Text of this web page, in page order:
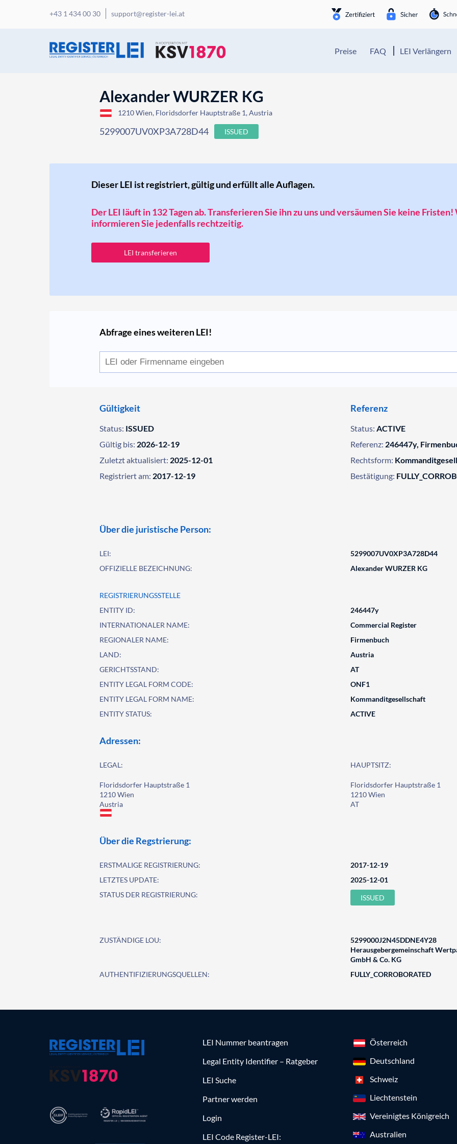
+43 1 434 00 30 support@register-lei.at
Preise FAQ LEI Verlängern
Alexander WURZER KG
1210 Wien, Floridsdorfer Hauptstraße 1, Austria
5299007UV0XP3A728D44 ISSUED
Dieser LEI ist registriert, gültig und erfüllt alle Auflagen.
Der LEI läuft in 132 Tagen ab. Transferieren Sie ihn zu uns und versäumen Sie keine
informieren Sie jedenfalls rechtzeitig.
LEI transferieren
Abfrage eines weiteren LEI!
Gültigkeit
Status: ISSUED
Gültig bis: 2026-12-19
Zuletzt aktualisiert: 2025-12-01
Registriert am: 2017-12-19
Referenz
Status: ACTIVE
Referenz: 246447y,
Rechtsform:
Bestätigung:
Über die juristische Person:
LEI:
5299007UV0XP3A728D44
OFFIZIELLE BEZEICHNUNG:
Alexander WURZER KG
REGISTRIERUNGSSTELLE
ENTITY ID:
246447y
INTERNATIONALER NAME:
Commercial Register
REGIONALER NAME:
Firmenbuch
LAND:
Austria
GERICHTSSTAND:
AT
ENTITY LEGAL FORM CODE:
ONF1
ENTITY LEGAL FORM NAME:
Kommanditgesellschaft
ENTITY STATUS:
ACTIVE
Adressen:
LEGAL:
Floridsdorfer Hauptstraße 1
1210 Wien
Austria
HAUPTSITZ:
Floridsdorfer Hauptstraße 1
1210 Wien
AT
Über die Regstrierung:
ERSTMALIGE REGISTRIERUNG:
2017-12-19
LETZTES UPDATE:
2025-12-01
STATUS DER REGISTRIERUNG:
ISSUED
ZUSTÄNDIGE LOU:
5299000J2N45DDNE4Y28
Herausgebergemeinschaft
GmbH & Co. KG
AUTHENTIFIZIERUNGSQUELLEN:
FULLY_CORROBORATED
LEI Nummer beantragen
Legal Entity Identifier – Ratgeber
LEI Suche
Partner werden
Login
LEI Code Register-LEI:
Österreich
Deutschland
Schweiz
Liechtenstein
Vereinigtes Königreich
Australien